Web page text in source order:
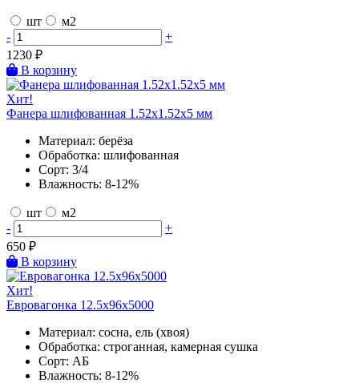
шт
м2
-
+
1230 ₽
В корзину
Хит!
Фанера шлифованная 1.52х1.52х5 мм
Материал: берёза
Обработка: шлифованная
Сорт: 3/4
Влажность: 8-12%
шт
м2
-
+
650 ₽
В корзину
Хит!
Евровагонка 12.5х96х5000
Материал: сосна, ель (хвоя)
Обработка: строганная, камерная сушка
Сорт: АБ
Влажность: 8-12%